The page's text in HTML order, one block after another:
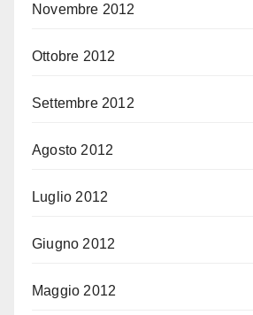
Novembre 2012
Ottobre 2012
Settembre 2012
Agosto 2012
Luglio 2012
Giugno 2012
Maggio 2012